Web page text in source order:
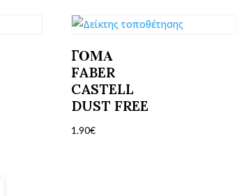
ΓΟΜΑ
FABER
CASTELL
DUST FREE
1.90€